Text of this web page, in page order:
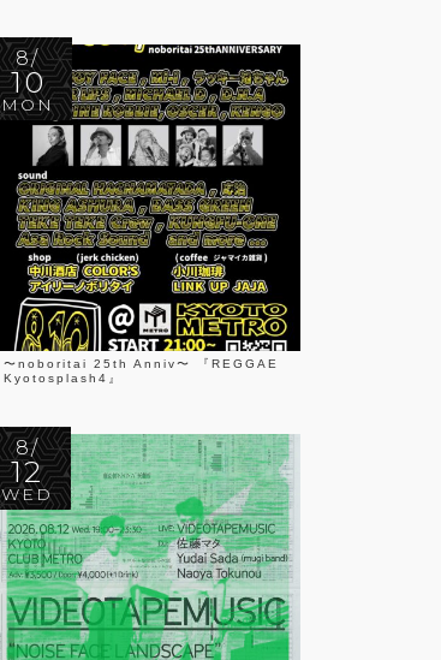
8/
10
MON
〜noboritai 25th Anniv〜 『REGGAE
Kyotosplash4』
8/
12
WED